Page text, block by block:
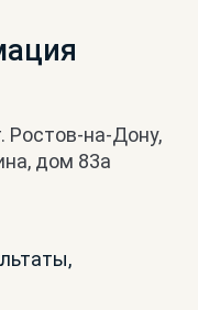
Ростов-на-Дону,
дом 83а